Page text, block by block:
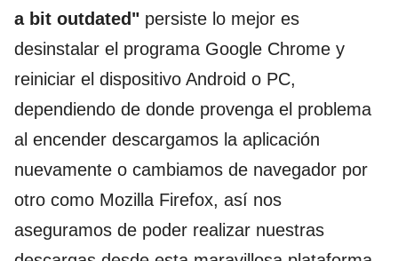
a bit outdated" persiste lo mejor es
desinstalar el programa Google Chrome y
reiniciar el dispositivo Android o PC,
dependiendo de donde provenga el problema
al encender descargamos la aplicación
nuevamente o cambiamos de navegador por
otro como Mozilla Firefox, así nos
aseguramos de poder realizar nuestras